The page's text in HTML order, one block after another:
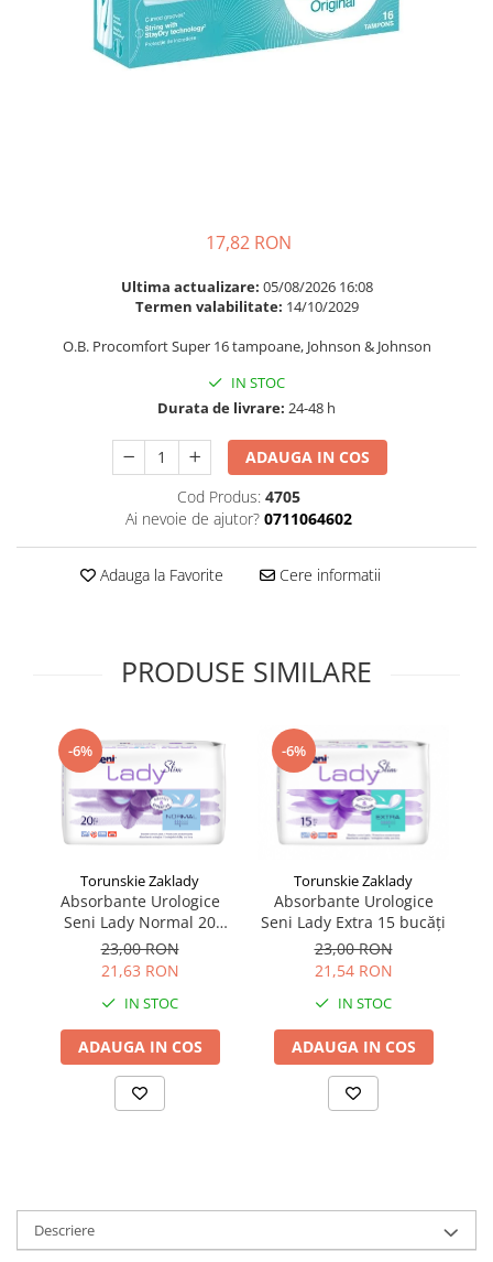
Slabire si control greutate
Supliment Calciu
Supliment Complexe
Supliment Magneziu
Supliment Vitamina B
Supliment Vitamina C
Supliment Vitamina D3
Supliment Vitamina E
Supliment Zinc
Vitamine si minerale
Ingrijire par
Balsam masca si tratament
Produse cu SPF Pentru Fata
17,82 RON
Ultima actualizare: 05/08/2026 16:08
Termen valabilitate: 14/10/2029
O.B. Procomfort Super 16 tampoane, Johnson & Johnson
IN STOC
Durata de livrare: 24-48 h
ADAUGA IN COS
Cod Produs: 4705
Ai nevoie de ajutor? 0711064602
Adauga la Favorite Cere informatii
PRODUSE SIMILARE
-6%
Torunskie Zaklady
Absorbante Urologice
Seni Lady Normal 20
bucăți
23,00 RON
21,63 RON
IN STOC
ADAUGA IN COS
-6%
Torunskie Zaklady
Absorbante Urologice
Seni Lady Extra 15 bucăți
23,00 RON
21,54 RON
IN STOC
ADAUGA IN COS
Descriere